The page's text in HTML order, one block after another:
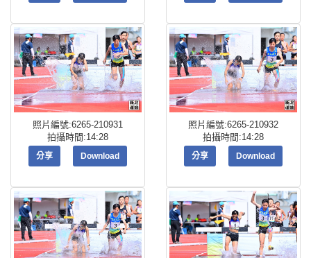
照片編號:6265-210931
拍攝時間:14:28
分享 Download
照片編號:6265-210932
拍攝時間:14:28
分享 Download